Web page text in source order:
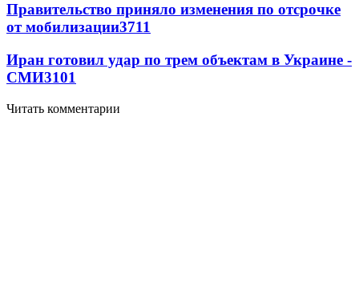
Правительство приняло изменения по отсрочке
от мобилизации3711
Иран готовил удар по трем объектам в Украине -
СМИ3101
Читать комментарии